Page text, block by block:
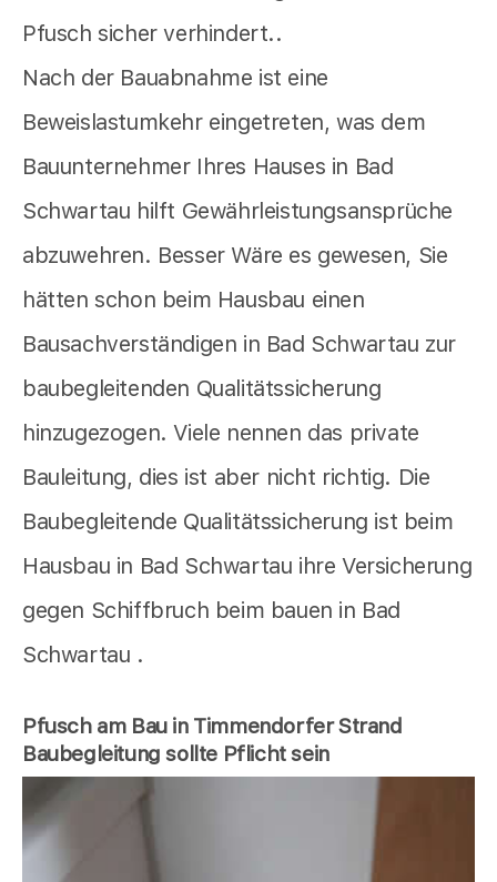
Pfusch sicher verhindert..
Nach der Bauabnahme ist eine
Beweislastumkehr eingetreten, was dem
Bauunternehmer Ihres Hauses in Bad
Schwartau hilft Gewährleistungsansprüche
abzuwehren. Besser Wäre es gewesen, Sie
hätten schon beim Hausbau einen
Bausachverständigen in Bad Schwartau zur
baubegleitenden Qualitätssicherung
hinzugezogen. Viele nennen das private
Bauleitung, dies ist aber nicht richtig. Die
Baubegleitende Qualitätssicherung ist beim
Hausbau in Bad Schwartau ihre Versicherung
gegen Schiffbruch beim bauen in Bad
Schwartau .
Pfusch am Bau in Timmendorfer Strand
Baubegleitung sollte Pflicht sein